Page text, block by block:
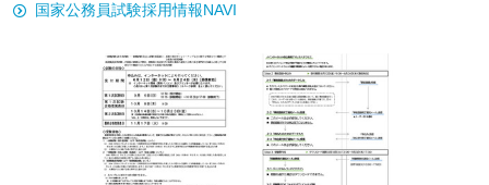
国家公務員試験採用情報NAVI